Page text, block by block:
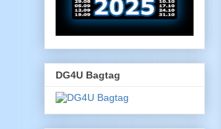
DG4U Bagtag